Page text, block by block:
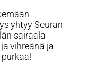
yhtyy Seuran
sairaala-
vihreänä ja